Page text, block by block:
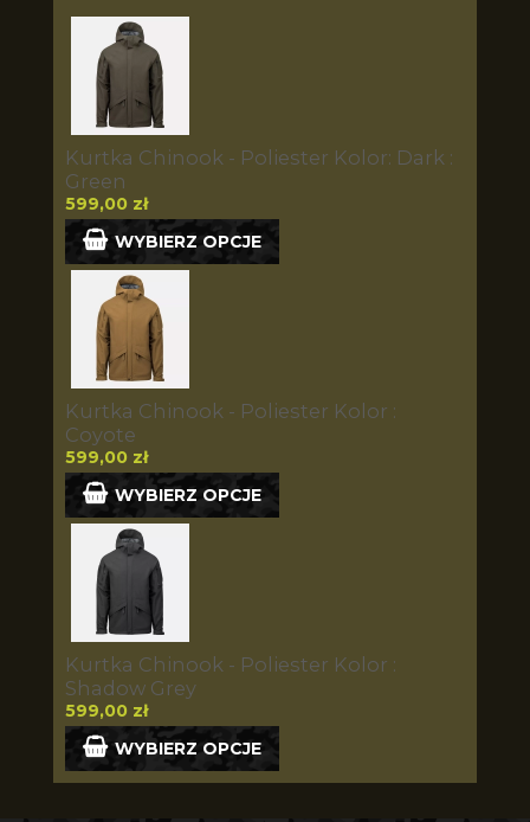
Kurtka Chinook - Poliester Kolor: Dark :
Green
599,00 zł
WYBIERZ OPCJE
Kurtka Chinook - Poliester Kolor :
Coyote
599,00 zł
WYBIERZ OPCJE
Kurtka Chinook - Poliester Kolor :
Shadow Grey
599,00 zł
WYBIERZ OPCJE